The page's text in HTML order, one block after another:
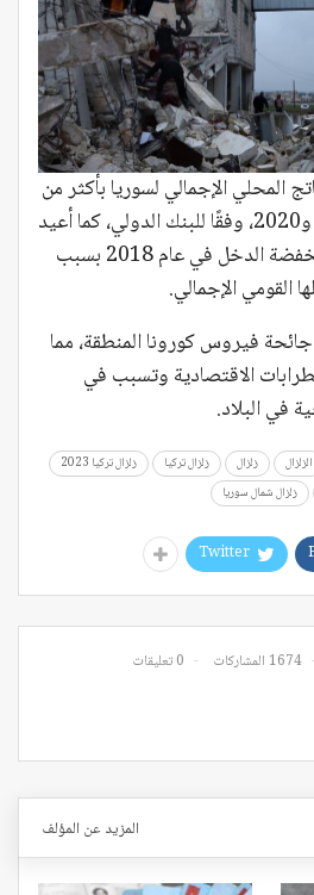
المحلي الإجمالي لسوريا بأكثر من
النصف بين عامي 2010 و2020، وفقًا للبنك الدولي، كما أعيد
تصنيف سوريا كدولة منخفضة الدخل في عام 2018 بسبب
القومي الإجمالي.
ضربت جائحة فيروس كورونا المنطقة، مما
الاقتصادية وتسبب في
في البلاد.
الزلزال زلزال زلزال تركيا
زلزال تركيا 2023
زلزال شمال سوريا
Twitter
1674 المشاركات 0 تعليقات
المزيد عن المؤلف